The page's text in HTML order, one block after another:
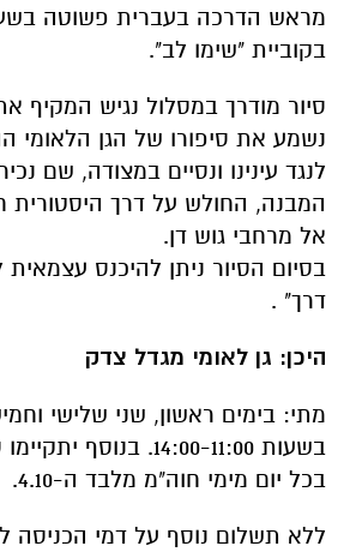
בקוביית "שימו לב".
סיור מודרך במסלול נגיש המקיף
נשמע את סיפורו של הגן הלאומי
לנגד עינינו ונסיים במצודה, שם
המבנה, החולש על דרך היסטורית
אל מרחבי גוש דן.
בסיום הסיור ניתן להיכנס עצמאית
דרך" .
היכן: גן לאומי מגדל צדק
בשעות 14:00-11:00. בנוסף
בכל יום מימי חוה"מ מלבד ה-4.10.
ללא תשלום נוסף על דמי הכניסה